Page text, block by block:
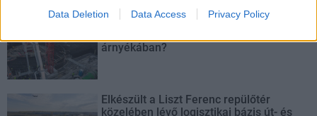
Data Deletion Data Access Privacy Policy
Paks II.: Mit jelent az 5. blokk új
árnyékában?
Elkészült a Liszt Ferenc repülőtér
közelében lévő logisztikai bázis út- és